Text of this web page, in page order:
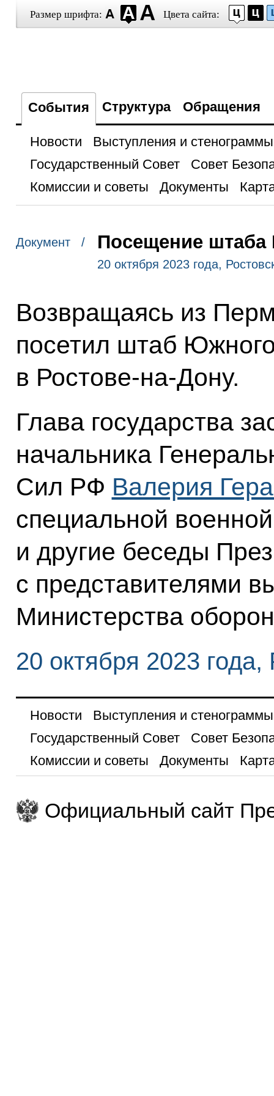
Размер шрифта: Цвета сайта:
События Структура Обращения
Новости
Выступления и стенограммы
Государственный Совет
Совет
Комиссии и советы
Документы
Документ / Посещение штаба
20 октября 2023 года,
Возвращаясь из
посетил штаб
в Ростове-на-Дону.
Глава государства
начальника
Сил РФ Валерия
специальной
и другие беседы
с представителями
Министерства
20 октября 2023 года,
Новости
Выступления и стенограммы
Государственный Совет
Совет
Комиссии и советы
Документы
Официальный сайт